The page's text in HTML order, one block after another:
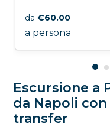
da €60.00
a persona
Escursione a
da Napoli
transfer